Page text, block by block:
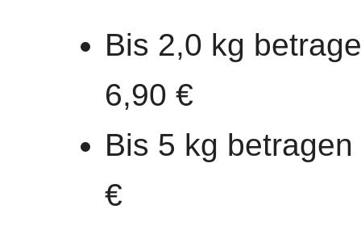
Bis 2,0 kg
6,90 €
Bis 5 kg
€